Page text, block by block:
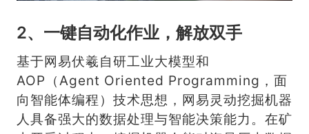
2、一键自动化作业，解放双手
基于网易伏羲自研工业大模型和
AOP（Agent Oriented Programming，面
向智能体编程）技术思想，网易灵动挖掘机器
人具备强大的数据处理与智能决策能力。在矿